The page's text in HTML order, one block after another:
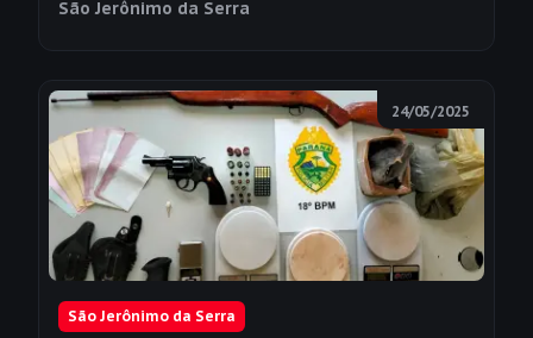
São Jerônimo da Serra
24/05/2025
São Jerônimo da Serra